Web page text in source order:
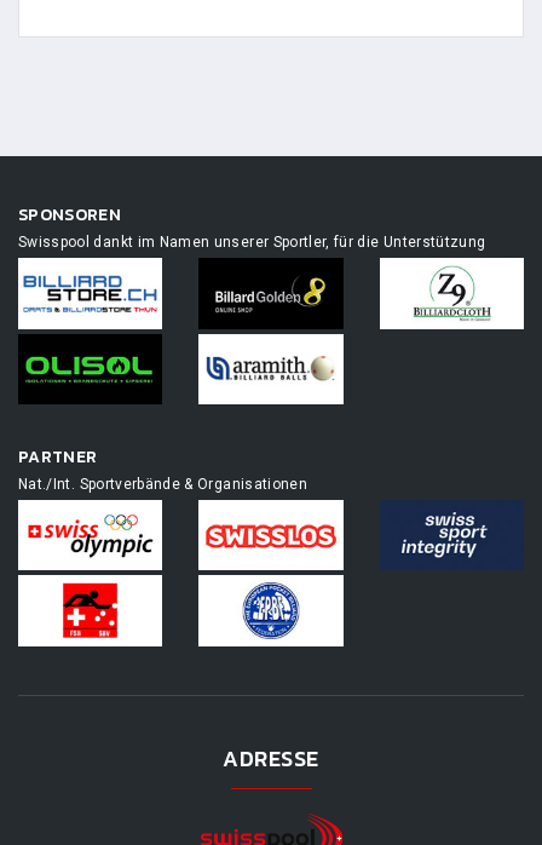
SPONSOREN
Swisspool dankt im Namen unserer Sportler, für die Unterstützung
PARTNER
Nat./Int. Sportverbände & Organisationen
ADRESSE